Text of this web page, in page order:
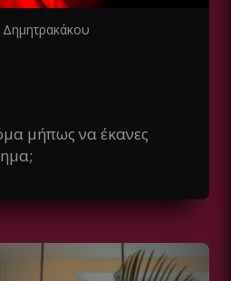
Δημητρακάκου
μήπως να έκανες